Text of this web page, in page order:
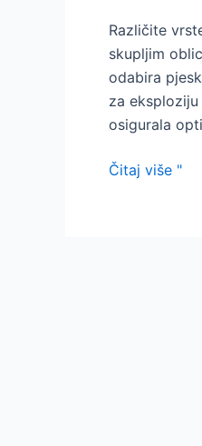
Različite
skupljim
odabira
za
osigurala
oprema
Čitaj više "